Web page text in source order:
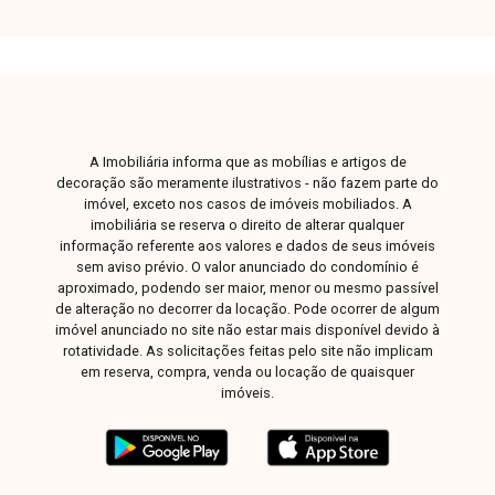
Agende agora mesmo uma visita e venha
conhecer pessoalmente todos os detalhes deste
incrível imóvel. Estamos à disposição para
esclarecer suas dúvidas e auxiliar em todo o
processo. Entre em contato conosco pelo
telefone ou WhatsApp no número 32309900 ou
venha conhecer nosso espaço e conversar
pessoalmente com um consultor que irá te
auxiliar na busca pelo imóvel que você deseja.
João Naves de Ávila, 257 - Centro Unidade
Centro: Rua Benjamin Constant, 84 - Centro
A Imobiliária informa que as mobílias e artigos de
decoração são meramente ilustrativos - não fazem parte do
imóvel, exceto nos casos de imóveis mobiliados. A
imobiliária se reserva o direito de alterar qualquer
informação referente aos valores e dados de seus imóveis
sem aviso prévio. O valor anunciado do condomínio é
aproximado, podendo ser maior, menor ou mesmo passível
de alteração no decorrer da locação. Pode ocorrer de algum
imóvel anunciado no site não estar mais disponível devido à
rotatividade. As solicitações feitas pelo site não implicam
em reserva, compra, venda ou locação de quaisquer
imóveis.